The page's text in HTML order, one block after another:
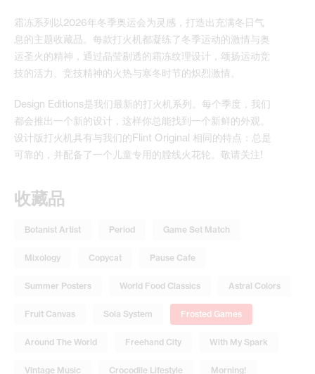
霜冻系列以2026年冬季奥运会为灵感，打造出充满冬日气
息的主题收藏品。每款打火机都凝练了冬季运动的激情与奥
运圣火的精神，通过晶莹剔透的霜冻纹理设计，颂扬运动竞
技的活力、竞技精神的火热与寒冬时节的炽烈激情。
Design Editions是我们最新的打火机系列。每个季度，我们
都会推出一个新的设计，这样你总能找到一个新鲜的外观。
设计版打火机具有与我们的Flint Original 相同的特点：总是
可靠的，并配备了一个儿童专用的膛线火花轮。敬请关注!
收藏品
Botanist Artist Period Game Set Match
Mixology Copycat Pause Cafe
Summer Posters World Food Classics Astral Colors
Fruit Canvas Sola System Frosted Games
Around The World Freehand City With My Spark
Vintage Music Crocodile Lifestyle Morning!